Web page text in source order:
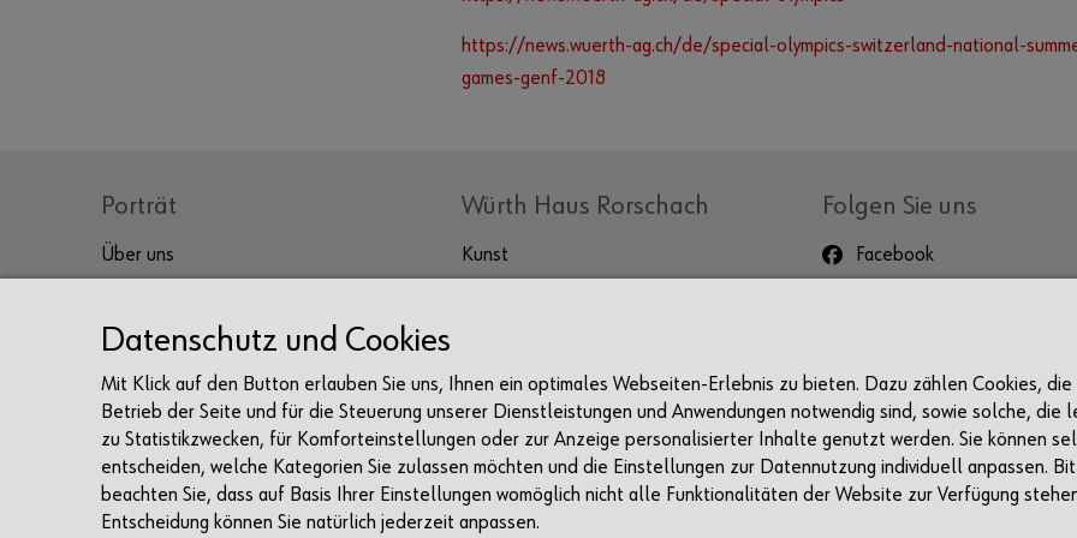
https://news.wuerth-ag.ch/de/special-olympics-switzerland-national-
games-genf-2018
Porträt
Über uns
Sammlung Würth
Karriere
Sponsoring
Presse
Würth Haus Rorschach
Kunst
Folgen Sie uns
Facebook
Datenschutz und Cookies
Mit Klick auf den Button erlauben Sie uns, Ihnen ein optimales Webseiten-Erlebnis zu bieten. Dazu zählen Cookies, die
Betrieb der Seite und für die Steuerung unserer Dienstleistungen und Anwendungen notwendig sind, sowie solche, die
zu Statistikzwecken, für Komforteinstellungen oder zur Anzeige personalisierter Inhalte genutzt werden. Sie können
entscheiden, welche Kategorien Sie zulassen möchten und die Einstellungen zur Datennutzung individuell anpassen.
beachten Sie, dass auf Basis Ihrer Einstellungen womöglich nicht alle Funktionalitäten der Website zur Verfügung
Entscheidung können Sie natürlich jederzeit anpassen.